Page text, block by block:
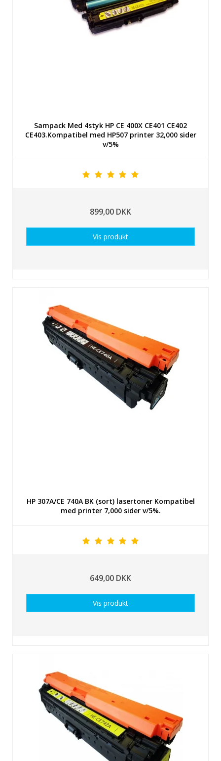
Sampack Med 4styk HP CE 400X CE401 CE402
CE403.Kompatibel med HP507 printer 32,000 sider
v/5%
899,00 DKK
Vis produkt
HP 307A/CE 740A BK (sort) lasertoner Kompatibel
med printer 7,000 sider v/5%.
649,00 DKK
Vis produkt